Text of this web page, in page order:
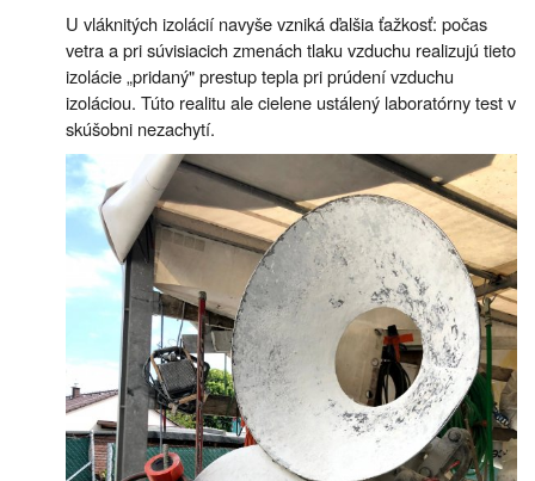
U vláknitých izolácií navyše vzniká ďalšia ťažkosť: počas
vetra a pri súvisiacich zmenách tlaku vzduchu realizujú tieto
izolácie „pridaný" prestup tepla pri prúdení vzduchu
izoláciou. Túto realitu ale cielene ustálený laboratórny test v
skúšobni nezachytí.